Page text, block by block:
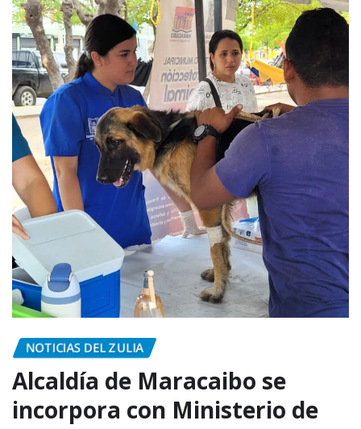
NOTICIAS DEL ZULIA
Alcaldía de Maracaibo se
incorpora con Ministerio de